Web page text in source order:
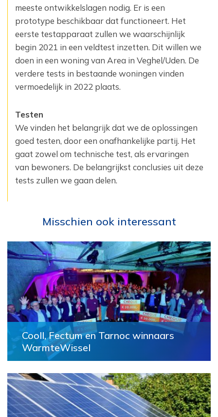
meeste ontwikkelslagen nodig. Er is een
prototype beschikbaar dat functioneert. Het
eerste testapparaat zullen we waarschijnlijk
begin 2021 in een veldtest inzetten. Dit willen we
doen in een woning van Area in Veghel/Uden. De
verdere tests in bestaande woningen vinden
vermoedelijk in 2022 plaats.
Testen
We vinden het belangrijk dat we de oplossingen
goed testen, door een onafhankelijke partij. Het
gaat zowel om technische test, als ervaringen
van bewoners. De belangrijkst conclusies uit deze
tests zullen we gaan delen.
Misschien ook interessant
Cooll, Fectum en Tarnoc winnaars
WarmteWissel